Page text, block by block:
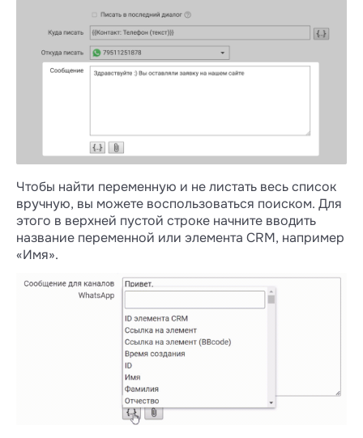
Чтобы найти переменную и не листать весь список
вручную, вы можете воспользоваться поиском. Для
этого в верхней пустой строке начните вводить
название переменной или элемента CRM, например
«Имя».